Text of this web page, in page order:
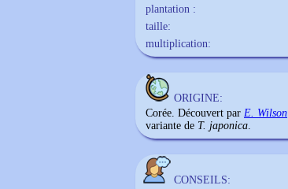
plantation :
taille:
multiplication:
ORIGINE:
Corée. Découvert par E. Wilson
variante de T. japonica.
CONSEILS: